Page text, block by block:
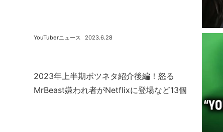
2023年上半期ボツネタ紹介後編！怒る
MrBeast嫌われ者がNetflixに登場など13個
2023.6.28
YouTuberニュース